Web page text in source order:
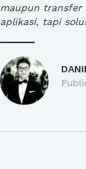
maupun transfer
aplikasi, tapi